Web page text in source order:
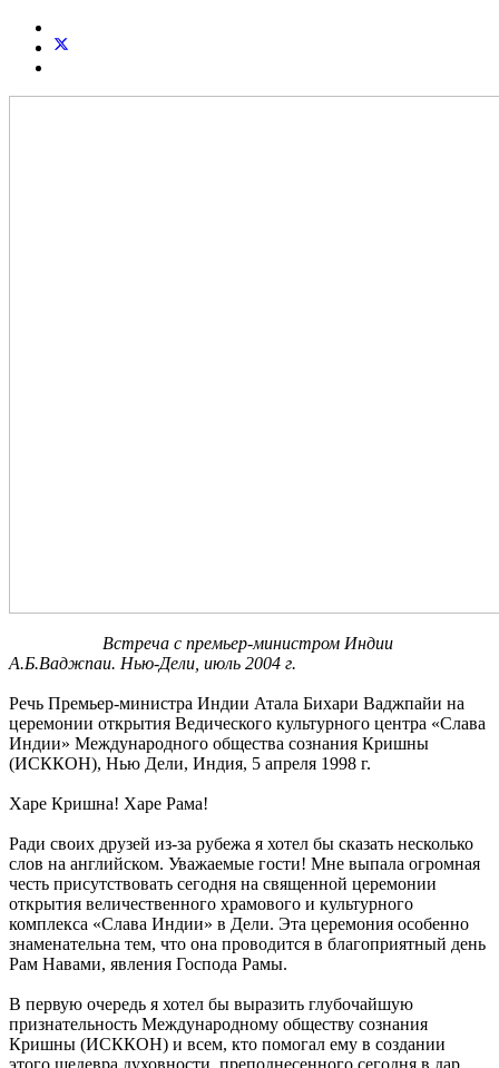
Встреча с премьер-министром Индии
А.Б.Ваджпаи. Нью-Дели, июль 2004 г.
Речь Премьер-министра Индии Атала Бихари Ваджпайи на
церемонии открытия Ведического культурного центра «Слава
Индии» Международного общества сознания Кришны
(ИСККОН), Нью Дели, Индия, 5 апреля 1998 г.
Харе Кришна! Харе Рама!
Ради своих друзей из-за рубежа я хотел бы сказать несколько
слов на английском. Уважаемые гости! Мне выпала огромная
честь присутствовать сегодня на священной церемонии
открытия величественного храмового и культурного
комплекса «Слава Индии» в Дели. Эта церемония особенно
знаменательна тем, что она проводится в благоприятный день
Рам Навами, явления Господа Рамы.
В первую очередь я хотел бы выразить глубочайшую
признательность Международному обществу сознания
Кришны (ИСККОН) и всем, кто помогал ему в создании
этого шедевра духовности, преподнесенного сегодня в дар